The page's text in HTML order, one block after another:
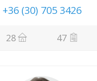
+36 (30) 705 3426
28 47